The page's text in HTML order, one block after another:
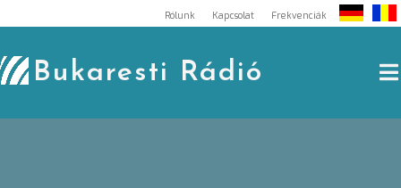
to
content
Rólunk Kapcsolat Frekvenciák
Bukaresti Rádió